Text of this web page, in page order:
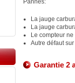
Pannes:
La jauge
La jauge
Le compteur
Autre défaut
Garantie 2